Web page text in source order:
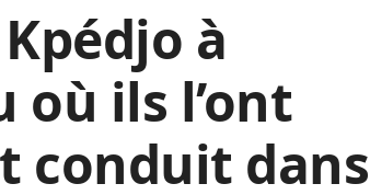
à
où ils l’ont
conduit